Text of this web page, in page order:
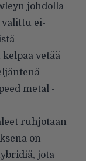
johdolla
valittu ei-
vetää
metal -
ruhjotaan
on
jota